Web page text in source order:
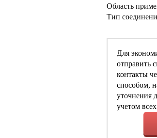
Область
Тип
Для
отправить
контакты
способом,
уточнения
учетом